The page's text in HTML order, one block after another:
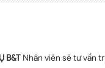
B&T Nhân viên sẽ tư vấn